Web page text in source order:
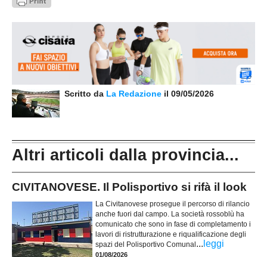
Scritto da La Redazione il 09/05/2026
Altri articoli dalla provincia...
CIVITANOVESE. Il Polisportivo si rifà il look
La Civitanovese prosegue il percorso di rilancio
anche fuori dal campo. La società rossoblù ha
comunicato che sono in fase di completamento i
lavori di ristrutturazione e riqualificazione degli
spazi del Polisportivo Comunal ... leggi
01/08/2026